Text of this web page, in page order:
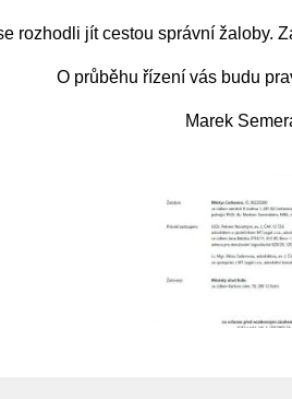
rozhodli jít cestou správní žaloby.
O průběhu řízení vás budu
Marek